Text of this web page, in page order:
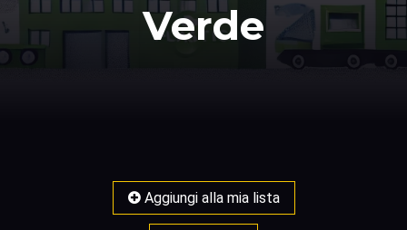
Verde
Aggiungi alla mia lista